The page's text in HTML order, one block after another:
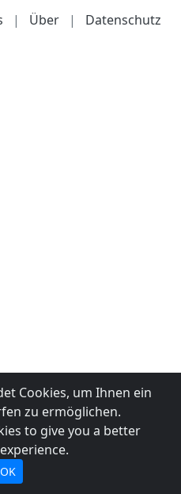
| Über | Datenschutz
Cookies, um Ihnen ein
zu ermöglichen.
to give you a better
OK